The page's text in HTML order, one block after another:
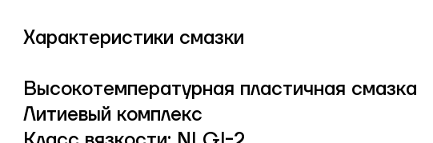
Характеристики смазки
Высокотемпературная пластичная смазка
Литиевый комплекс